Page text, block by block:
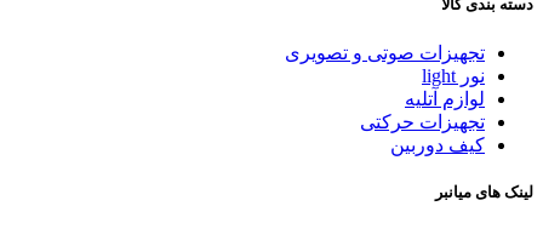
دسته بندی کالا
تجهیزات صوتی و تصویری
نور light
لوازم آتلیه
تجهیزات حرکتی
کیف دوربین
لینک های میانبر